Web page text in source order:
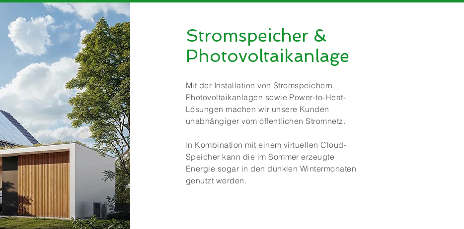
Stromspeicher &
Photovoltaikanlage
Mit der Installation von Stromspeichern,
Photovoltaikanlagen sowie Power-to-Heat-
Lösungen machen wir unsere Kunden
unabhängiger vom öffentlichen Stromnetz.
In Kombination mit einem virtuellen Cloud-
Speicher kann die im Sommer erzeugte
Energie sogar in den dunklen Wintermonaten
genutzt werden.